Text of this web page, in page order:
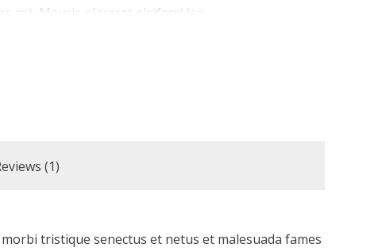
est. Mauris placerat eleifend leo.
(1)
tristique senectus et netus et malesuada fames